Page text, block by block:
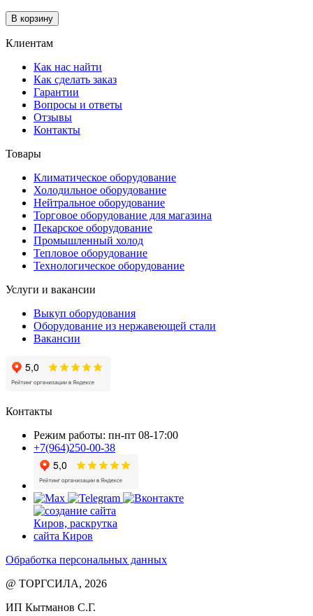
В корзину
Клиентам
Как нас найти
Как сделать заказ
Гарантии
Вопросы и ответы
Отзывы
Контакты
Товары
Климатическое оборудование
Холодильное оборудование
Нейтральное оборудование
Торговое оборудование для магазина
Пекарское оборудование
Промышленный холод
Тепловое оборудование
Технологическое оборудование
Услуги и вакансии
Выкуп оборудования
Оборудование из нержавеющей стали
Вакансии
Контакты
Режим работы: пн-пт 08-17:00
+7(964)250-00-38
Обработка персональных данных
@ ТОРГСИЛА, 2026
ИП Кытманов С.Г.